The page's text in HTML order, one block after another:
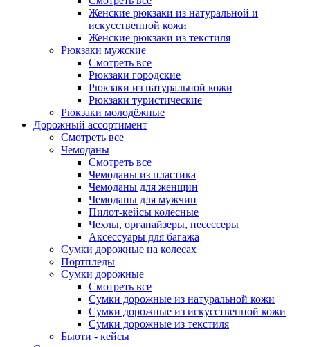
Женские рюкзаки из натуральной и
искусственной кожи
Женские рюкзаки из текстиля
Рюкзаки мужские
Смотреть все
Рюкзаки городские
Рюкзаки из натуральной кожи
Рюкзаки туристические
Рюкзаки молодёжные
Дорожный ассортимент
Смотреть все
Чемоданы
Смотреть все
Чемоданы из пластика
Чемоданы для женщин
Чемоданы для мужчин
Пилот-кейсы колёсные
Чехлы, органайзеры, несессеры
Аксессуары для багажа
Сумки дорожные на колесах
Портпледы
Сумки дорожные
Смотреть все
Сумки дорожные из натуральной кожи
Сумки дорожные из искусственной кожи
Сумки дорожные из текстиля
Бьюти - кейсы